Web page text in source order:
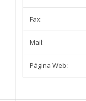
Fax:
Mail:
Página Web: